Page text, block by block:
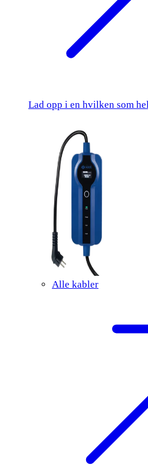
Lad opp i en hvilken som
Alle kabler